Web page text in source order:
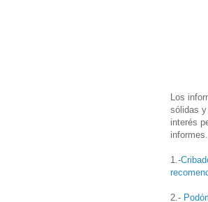
Los
sólidas
interés
informes.
1.-
2.-